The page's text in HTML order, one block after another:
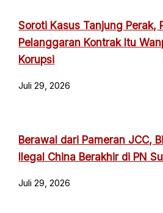
Soroti Kasus Tanjung Perak,
Pelanggaran Kontrak Itu
Korupsi
Juli 29, 2026
Berawal dari Pameran JCC,
Ilegal China Berakhir di PN
Juli 29, 2026